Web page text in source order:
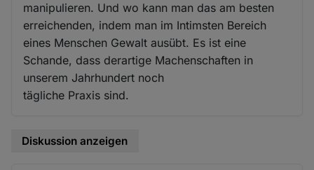
manipulieren. Und wo kann man das am besten
erreichenden, indem man im Intimsten Bereich
eines Menschen Gewalt ausübt. Es ist eine
Schande, dass derartige Machenschaften in
unserem Jahrhundert noch
tägliche Praxis sind.
Diskussion anzeigen